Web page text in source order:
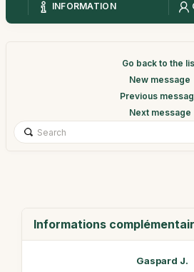
INFORMATION
Go back to the
New message
Previous
Next message
Informations
Gaspard J.